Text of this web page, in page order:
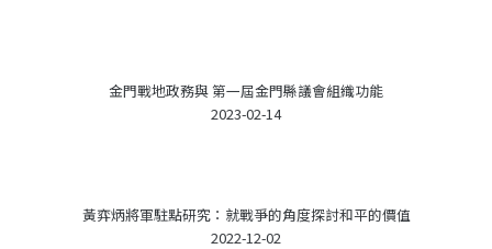
金門戰地政務與 第一屆金門縣議會組織功能
2023-02-14
黃弈炳將軍駐點研究：就戰爭的角度探討和平的價值
2022-12-02